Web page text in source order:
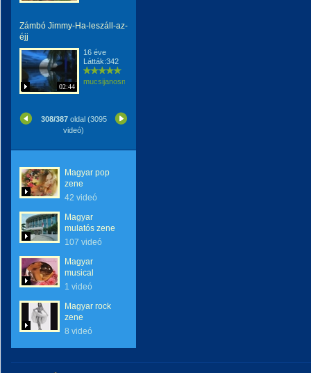
Zámbó Jimmy-Ha-leszáll-az-
éjj
02:44
16 éve
Látták:342
mucsijanosne
308/387oldal (3095
videó)
Magyar pop
zene
42 videó
Magyar
mulatós zene
107 videó
Magyar
musical
1 videó
Magyar rock
zene
8 videó